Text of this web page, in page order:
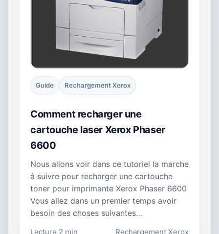
Guide Rechargement Xerox
Comment recharger une
cartouche laser Xerox Phaser
6600
Nous allons voir dans ce tutoriel la marche
à suivre pour recharger une cartouche
toner pour imprimante Xerox Phaser 6600
Vous allez dans un premier temps avoir
besoin des choses suivantes…
Lecture 2 min Rechargement Xerox